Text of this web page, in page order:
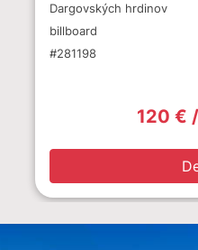
Dargovských hrdinov
billboard
#281198
120 €